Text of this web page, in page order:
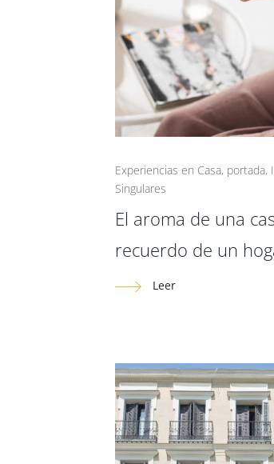
Experiencias en Casa, portada,
Singulares
El aroma de una
recuerdo de un
Leer